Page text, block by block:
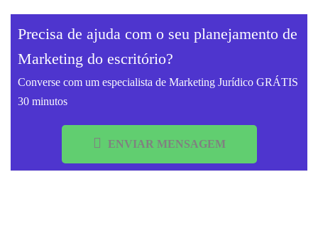
Precisa de ajuda com o seu planejamento de
Marketing do escritório?
Converse com um especialista de Marketing Jurídico GRÁTIS
30 minutos
ENVIAR MENSAGEM